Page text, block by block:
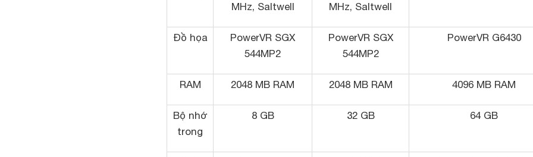
MHz, Saltwell
MHz, Saltwell
Đồ họa
PowerVR SGX
544MP2
PowerVR SGX
544MP2
PowerVR G6430
RAM 2048 MB RAM 2048 MB RAM 4096 MB RAM
Bộ nhớ
trong
8 GB 32 GB 64 GB